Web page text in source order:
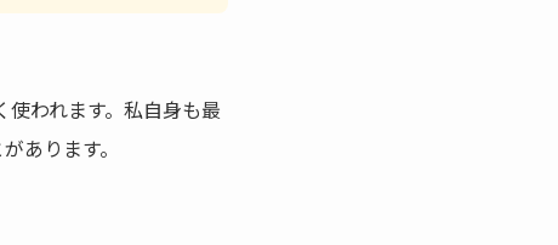
われます。私自身も最
あります。